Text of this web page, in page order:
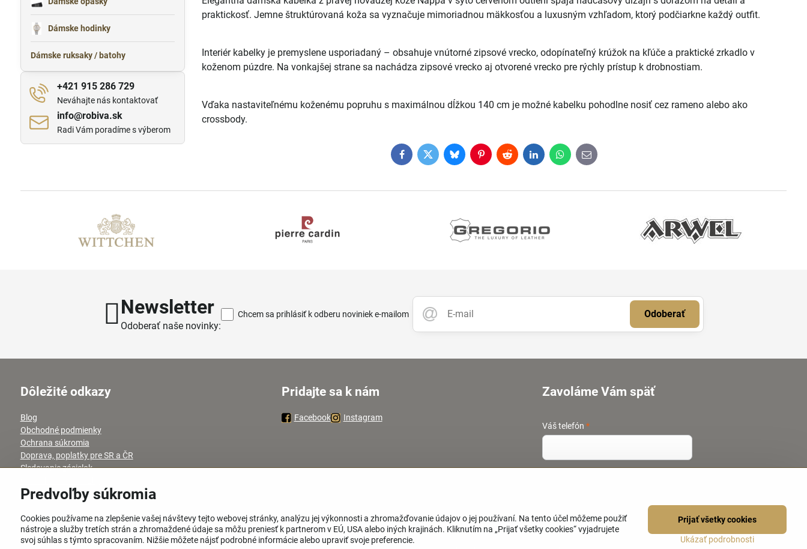
praktickosť. Jemne štruktúrovaná koža sa vyznačuje mimoriadnou mäkkosťou a luxusným vzhľadom, ktorý podčiarkne každý outfit.
Interiér kabelky je premyslene usporiadaný – obsahuje vnútorné zipsové vrecko, odopínateľný krúžok na kľúče a praktické zrkadlo v
koženom púzdre. Na vonkajšej strane sa nachádza zipsové vrecko aj otvorené vrecko pre rýchly prístup k drobnostiam.
Vďaka nastaviteľnému koženému popruhu s maximálnou dĺžkou 140 cm je možné kabelku pohodlne nosiť cez rameno alebo ako
crossbody.
FacebookTwitterBlueskyPinterestRedditLinkedInWhatsApp
E-
mail
Dámske hodinky
Dámske ruksaky / batohy
+421 915 286 729
Neváhajte nás kontaktovať
info​@robiva​.sk
Radi Vám poradíme s výberom
Newsletter
Odoberať naše novinky:
Odoberať
Chcem sa prihlásiť k odberu noviniek e-mailom
Dôležité odkazy
Blog
Obchodné podmienky
Ochrana súkromia
Doprava, poplatky pre SR a ČR
Sledovanie zásielok
Kontakt
Pridajte sa k nám
Facebook Instagram
Zavoláme Vám späť
Váš telefón*
Predvoľby súkromia
Cookies používame na zlepšenie vašej návštevy tejto webovej stránky, analýzu jej výkonnosti a zhromažďovanie údajov o jej používaní. Na tento účel môžeme použiť
nástroje a služby tretích strán a zhromaždené údaje sa môžu preniesť k partnerom v EÚ, USA alebo iných krajinách. Kliknutím na „Prijať všetky cookies“ vyjadrujete
svoj súhlas s týmto spracovaním. Nižšie môžete nájsť podrobné informácie alebo upraviť svoje preferencie.
Ukázať podrobnosti
Prijať všetky cookies